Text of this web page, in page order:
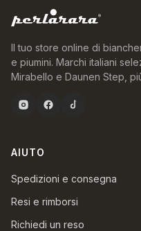
Il tuo store online di
e piumini. Marchi italiani
Mirabello e Daunen Step,
AIUTO
Spedizioni e consegna
Resi e rimborsi
Richiedi un reso